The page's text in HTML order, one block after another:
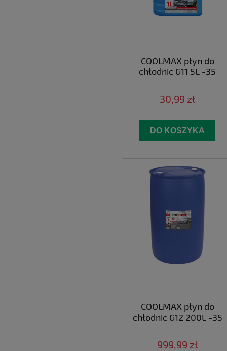
COOLMAX płyn do
chłodnic G11 5L -35
30,99 zł
DO KOSZYKA
COOLMAX płyn do
chłodnic G12 200L -35
999,99 zł